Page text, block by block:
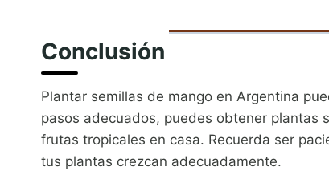
Conclusión
Plantar semillas de mango en Argentina
pasos adecuados, puedes obtener plantas
frutas tropicales en casa. Recuerda ser
tus plantas crezcan adecuadamente.